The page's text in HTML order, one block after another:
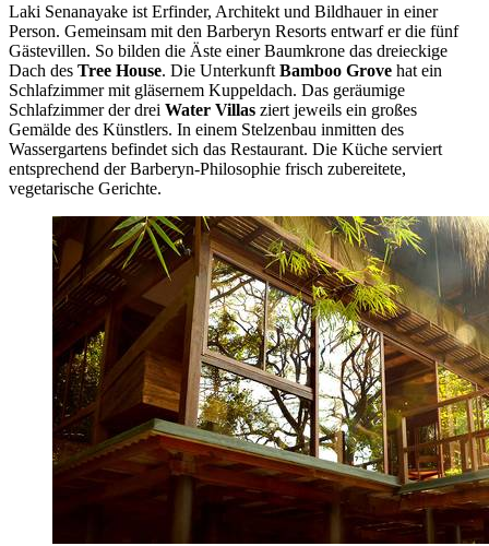
Laki Senanayake ist Erfinder, Architekt und Bildhauer in einer
Person. Gemeinsam mit den Barberyn Resorts entwarf er die fünf
Gästevillen. So bilden die Äste einer Baumkrone das dreieckige
Dach des Tree House. Die Unterkunft Bamboo Grove hat ein
Schlafzimmer mit gläsernem Kuppeldach. Das geräumige
Schlafzimmer der drei Water Villas ziert jeweils ein großes
Gemälde des Künstlers. In einem Stelzenbau inmitten des
Wassergartens befindet sich das Restaurant. Die Küche serviert
entsprechend der Barberyn-Philosophie frisch zubereitete,
vegetarische Gerichte.